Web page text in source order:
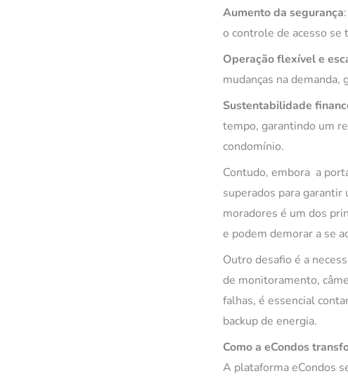
Aumento da segurança
o controle de acesso se
Operação flexível e
mudanças na
Sustentabilidade
tempo, garantindo um
condomínio.
Contudo, embora a
superados para garantir
moradores é um dos
e podem demorar a se
Outro desafio é a
de monitoramento,
falhas, é essencial
backup de energia.
Como a eCondos
A plataforma eCondos